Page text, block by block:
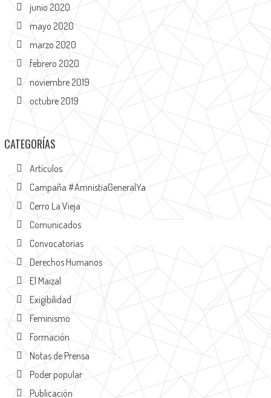
junio 2020
mayo 2020
marzo 2020
febrero 2020
noviembre 2019
octubre 2019
CATEGORÍAS
Artículos
Campaña #AmnistiaGeneralYa
Cerro La Vieja
Comunicados
Convocatorias
Derechos Humanos
El Maizal
Exigibilidad
Feminismo
Formación
Notas de Prensa
Poder popular
Publicación